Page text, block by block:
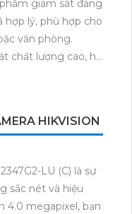
quả.
giám sát đáng
hợp lý, phù hợp cho
văn phòng.
chất lượng cao, hỗ
HIKVISION
LU (C) là sự
sắc nét và hiệu
4.0 megapixel, bạn